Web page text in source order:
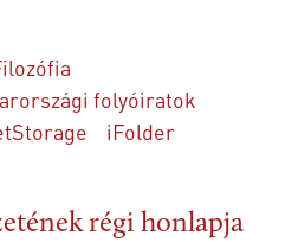
folyóiratok
iFolder
régi honlapja